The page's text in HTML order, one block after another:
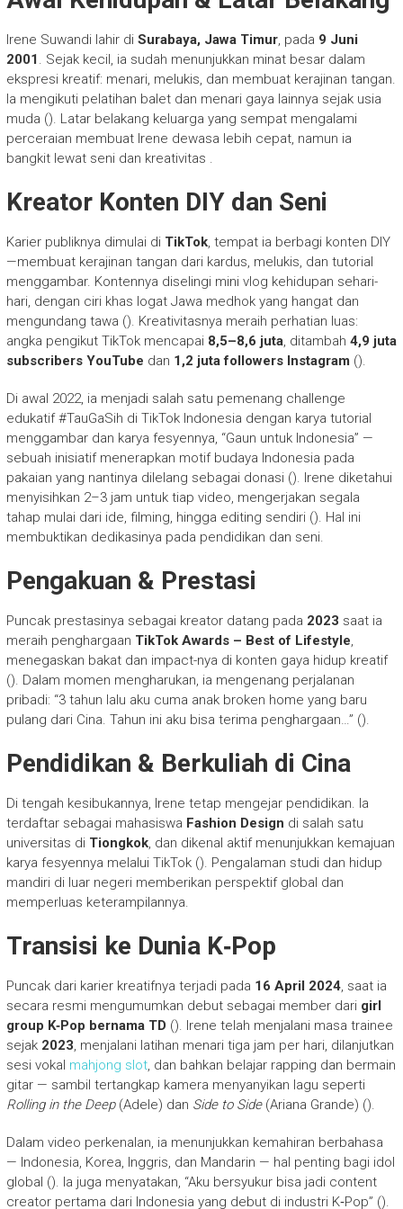
Irene Suwandi lahir di Surabaya, Jawa Timur, pada 9 Juni
2001 . Sejak kecil, ia sudah menunjukkan minat besar dalam
ekspresi kreatif: menari, melukis, dan membuat kerajinan tangan.
Ia mengikuti pelatihan balet dan menari gaya lainnya sejak usia
muda (). Latar belakang keluarga yang sempat mengalami
perceraian membuat Irene dewasa lebih cepat, namun ia
bangkit lewat seni dan kreativitas .
Kreator Konten DIY dan Seni
Karier publiknya dimulai di TikTok, tempat ia berbagi konten DIY
—membuat kerajinan tangan dari kardus, melukis, dan tutorial
menggambar. Kontennya diselingi mini vlog kehidupan sehari-
hari, dengan ciri khas logat Jawa medhok yang hangat dan
mengundang tawa (). Kreativitasnya meraih perhatian luas:
angka pengikut TikTok mencapai 8,5–8,6 juta, ditambah 4,9 juta
subscribers YouTube dan 1,2 juta followers Instagram ().
Di awal 2022, ia menjadi salah satu pemenang challenge
edukatif #TauGaSih di TikTok Indonesia dengan karya tutorial
menggambar dan karya fesyennya, “Gaun untuk Indonesia” —
sebuah inisiatif menerapkan motif budaya Indonesia pada
pakaian yang nantinya dilelang sebagai donasi (). Irene diketahui
menyisihkan 2–3 jam untuk tiap video, mengerjakan segala
tahap mulai dari ide, filming, hingga editing sendiri (). Hal ini
membuktikan dedikasinya pada pendidikan dan seni.
Pengakuan & Prestasi
Puncak prestasinya sebagai kreator datang pada 2023 saat ia
meraih penghargaan TikTok Awards – Best of Lifestyle,
menegaskan bakat dan impact-nya di konten gaya hidup kreatif
(). Dalam momen mengharukan, ia mengenang perjalanan
pribadi: “3 tahun lalu aku cuma anak broken home yang baru
pulang dari Cina. Tahun ini aku bisa terima penghargaan…” ().
Pendidikan & Berkuliah di Cina
Di tengah kesibukannya, Irene tetap mengejar pendidikan. Ia
terdaftar sebagai mahasiswa Fashion Design di salah satu
universitas di Tiongkok, dan dikenal aktif menunjukkan kemajuan
karya fesyennya melalui TikTok (). Pengalaman studi dan hidup
mandiri di luar negeri memberikan perspektif global dan
memperluas keterampilannya.
Transisi ke Dunia K‑Pop
Puncak dari karier kreatifnya terjadi pada 16 April 2024, saat ia
secara resmi mengumumkan debut sebagai member dari girl
group K‑Pop bernama TD (). Irene telah menjalani masa trainee
sejak 2023, menjalani latihan menari tiga jam per hari, dilanjutkan
sesi vokal mahjong slot, dan bahkan belajar rapping dan bermain
gitar — sambil tertangkap kamera menyanyikan lagu seperti
Rolling in the Deep(Adele) dan Side to Side(Ariana Grande) ().
Dalam video perkenalan, ia menunjukkan kemahiran berbahasa
— Indonesia, Korea, Inggris, dan Mandarin — hal penting bagi idol
global (). Ia juga menyatakan, “Aku bersyukur bisa jadi content
creator pertama dari Indonesia yang debut di industri K‑Pop” ().